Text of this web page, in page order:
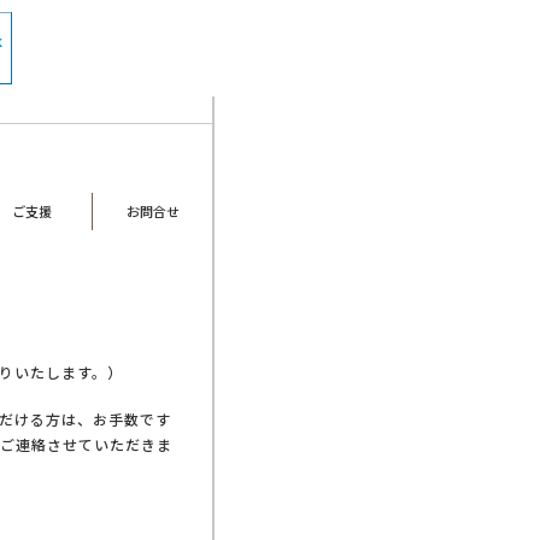
ご支援 お問合せ
いたします。）
ける方は、お手数です
連絡させていただきま